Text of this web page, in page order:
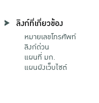
ลิงก์ที่เกี่ยวข้อง
หมายเลขโทรศัพท์
ลิงก์ด่วน
แผนที่ มก.
แผนผังเว็บไซต์